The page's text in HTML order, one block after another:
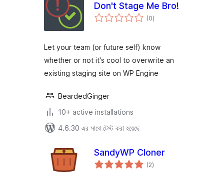
Don't Stage Me Bro!
(0total
ratings
)
Let your team (or future self) know
whether or not it's cool to overwrite an
existing staging site on WP Engine
BeardedGinger
10+ active installations
4.6.30 এর সাথে টেস্ট করা হয়েছে
SandyWP Cloner
(2total
ratings
)